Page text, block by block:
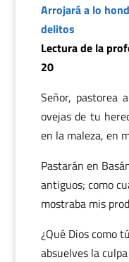
Arrojará a lo
delitos
Lectura de la
20
Señor, pastorea
ovejas de tu
en la maleza, en
Pastarán en
antiguos; como
mostraba mis
¿Qué Dios como
absuelves la